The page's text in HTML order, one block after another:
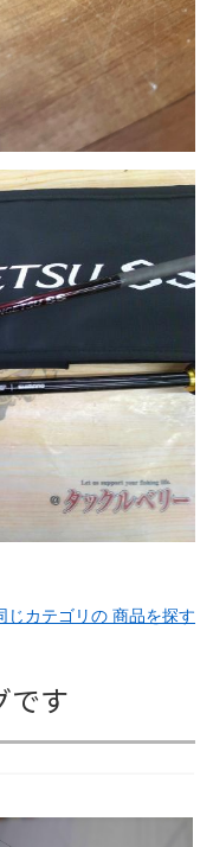
じカテゴリの 商品を探す
です